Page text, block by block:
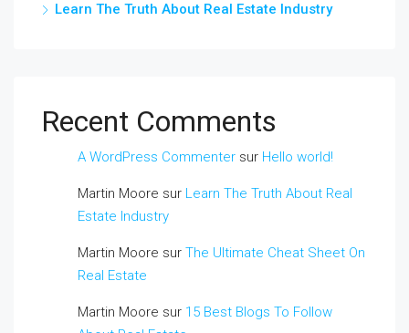
Learn The Truth About Real Estate Industry
Recent Comments
A WordPress Commenter sur Hello world!
Martin Moore sur Learn The Truth About Real
Estate Industry
Martin Moore sur The Ultimate Cheat Sheet On
Real Estate
Martin Moore sur 15 Best Blogs To Follow